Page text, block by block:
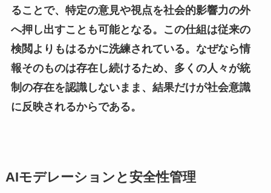
ることで、特定の意見や視点を社会的影響力の外
へ押し出すことも可能となる。この仕組は従来の
検閲よりもはるかに洗練されている。なぜなら情
報そのものは存在し続けるため、多くの人々が統
制の存在を認識しないまま、結果だけが社会意識
に反映されるからである。
AIモデレーションと安全性管理